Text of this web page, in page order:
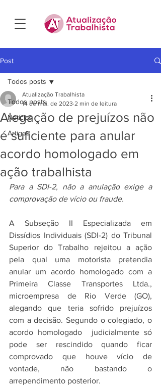
Post
Todos posts
Notícias
Artigos
Todos posts
Alegação de prejuízos não
é suficiente para anular
acordo homologado em
ação trabalhista
Atualização Trabalhista
14 de mai. de 2023 2 min de leitura
Para a SDI-2, não a anulação exige a
comprovação de vício ou fraude.
A Subseção II Especializada em
Dissídios Individuais (SDI-2) do Tribunal
Superior do Trabalho rejeitou a ação
pela qual uma motorista pretendia
anular um acordo homologado com a
Primeira Classe Transportes Ltda.,
microempresa de Rio Verde (GO),
alegando que teria sofrido prejuízos
com a decisão. Segundo o colegiado, o
acordo homologado  judicialmente só
pode ser rescindido quando ficar
comprovado que houve vício de
vontade, não bastando o
arrependimento posterior.